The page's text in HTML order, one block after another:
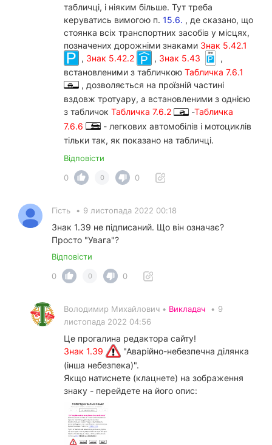
табличці, і ніяким більше. Тут треба
керуватись вимогою п. 15.6. , де сказано, що
стоянка всіх транспортних засобів у місцях,
позначених дорожніми знаками Знак 5.42.1
, Знак 5.42.2 , Знак 5.43
,
встановленими з табличкою Табличка 7.6.1
, дозволяється на проїзній частині
вздовж тротуару, а встановленими з однією
з табличок Табличка 7.6.2 -Табличка
7.6.6
- легкових автомобілів і мотоциклів
тільки так, як показано на табличці.
Відповісти
0
0 0
Гість • 9 листопада 2022 00:18
Знак 1.39 не підписаний. Що він означає?
Просто "Увага"?
Відповісти
0
0 0
Володимир Михайлович • Викладач • 9
листопада 2022 04:56
Це прогалина редактора сайту!
Знак 1.39
"Аварійно-небезпечна ділянка
(інша небезпека)".
Якщо натиснете (клацнете) на зображення
знаку - перейдете на його опис: